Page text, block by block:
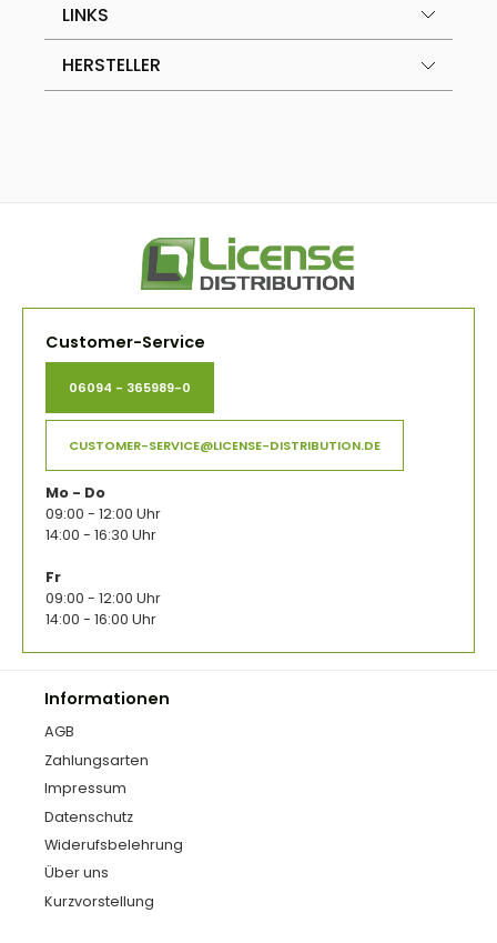
LINKS
HERSTELLER
Customer-Service
06094 - 365989-0
CUSTOMER-SERVICE@LICENSE-DISTRIBUTION.DE
Mo - Do
09:00 - 12:00 Uhr
14:00 - 16:30 Uhr
Fr
09:00 - 12:00 Uhr
14:00 - 16:00 Uhr
Informationen
AGB
Zahlungsarten
Impressum
Datenschutz
Widerufsbelehrung
Über uns
Kurzvorstellung